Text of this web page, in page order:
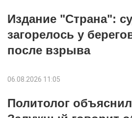
Издание "Страна":
загорелось у
после взрыва
06.08.2026 11:05
Политолог